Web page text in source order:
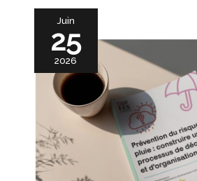
Juin
25
2026